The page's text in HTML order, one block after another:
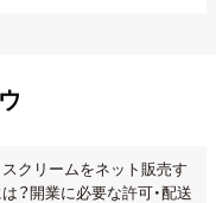
スクリームをネット販売す
？開業に必要な許可・配送